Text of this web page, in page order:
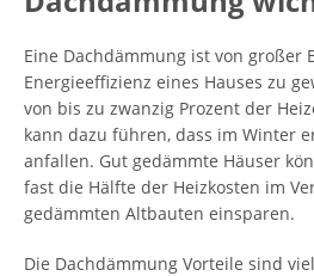
Eine Dachdämmung ist von großer
Energieeffizienz eines Hauses zu
von bis zu zwanzig Prozent der
kann dazu führen, dass im Winter
anfallen. Gut gedämmte Häuser
fast die Hälfte der Heizkosten im
gedämmten Altbauten einsparen.
Die Dachdämmung Vorteile sind